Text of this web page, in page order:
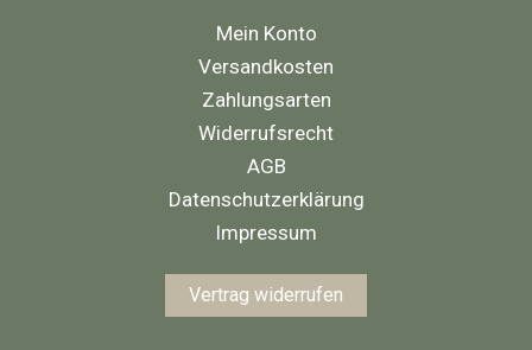
Mein Konto
Versandkosten
Zahlungsarten
Widerrufsrecht
AGB
Datenschutzerklärung
Impressum
Vertrag widerrufen